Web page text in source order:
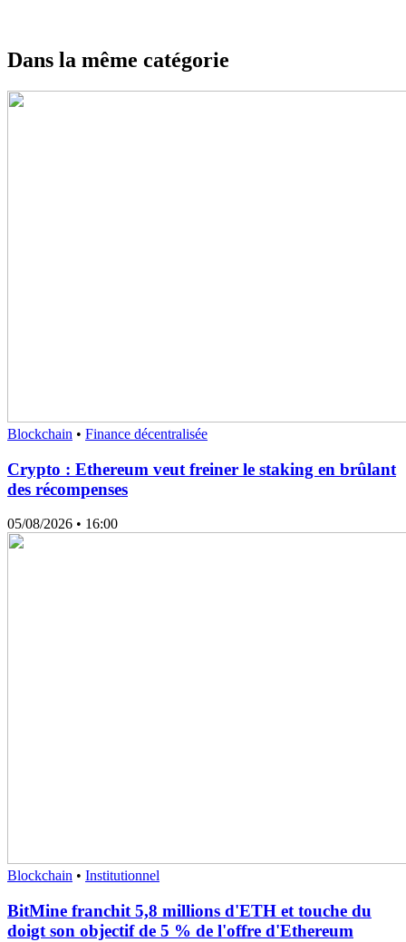
Dans la même catégorie
Blockchain • Finance décentralisée
Crypto : Ethereum veut freiner le staking en brûlant
des récompenses
05/08/2026 • 16:00
Blockchain • Institutionnel
BitMine franchit 5,8 millions d'ETH et touche du
doigt son objectif de 5 % de l'offre d'Ethereum